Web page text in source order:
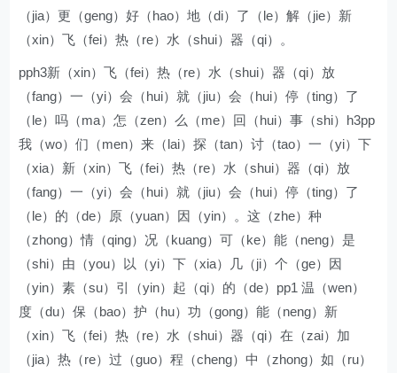
（jia）更（geng）好（hao）地（di）了（le）解（jie）新
（xin）飞（fei）热（re）水（shui）器（qi）。
pph3新（xin）飞（fei）热（re）水（shui）器（qi）放
（fang）一（yi）会（hui）就（jiu）会（hui）停（ting）了
（le）吗（ma）怎（zen）么（me）回（hui）事（shi）h3pp
我（wo）们（men）来（lai）探（tan）讨（tao）一（yi）下
（xia）新（xin）飞（fei）热（re）水（shui）器（qi）放
（fang）一（yi）会（hui）就（jiu）会（hui）停（ting）了
（le）的（de）原（yuan）因（yin）。这（zhe）种
（zhong）情（qing）况（kuang）可（ke）能（neng）是
（shi）由（you）以（yi）下（xia）几（ji）个（ge）因
（yin）素（su）引（yin）起（qi）的（de）pp1 温（wen）
度（du）保（bao）护（hu）功（gong）能（neng）新
（xin）飞（fei）热（re）水（shui）器（qi）在（zai）加
（jia）热（re）过（guo）程（cheng）中（zhong）如（ru）